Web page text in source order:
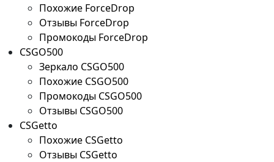
Похожие ForceDrop
Отзывы ForceDrop
Промокоды ForceDrop
CSGO500
Зеркало CSGO500
Похожие CSGO500
Промокоды CSGO500
Отзывы CSGO500
CSGetto
Похожие CSGetto
Отзывы CSGetto